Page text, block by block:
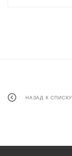
НАЗАД К СПИСКУ